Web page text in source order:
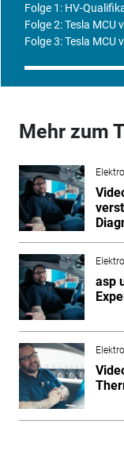
Folge 1: HV-
Folge 2: Tesla MCU
Folge 3: Tesla MCU
Mehr zum
asp